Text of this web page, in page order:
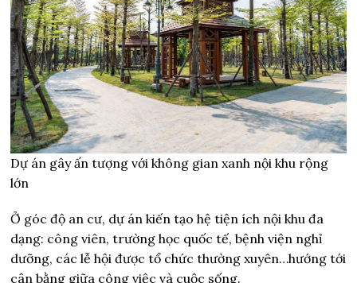
Dự án gây ấn tượng với không gian xanh nội khu rộng
lớn
Ở góc độ an cư, dự án kiến tạo hệ tiện ích nội khu đa
dạng: công viên, trường học quốc tế, bệnh viện nghỉ
dưỡng, các lễ hội được tổ chức thường xuyên…hướng tới
cân bằng giữa công việc và cuộc sống.